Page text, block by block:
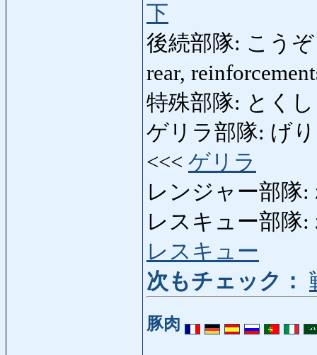
下
後続部隊: こうぞ
rear,
特殊部隊: とく
ゲリラ部隊: げ
<<< ゲリラ
レンジャー部隊
レスキュー部隊:
レスキュー
次もチェック：
豚肉